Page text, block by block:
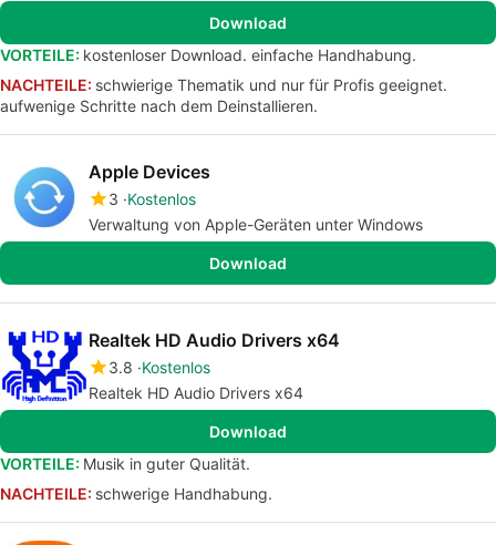
Download
VORTEILE: kostenloser Download. einfache Handhabung.
NACHTEILE: schwierige Thematik und nur für Profis geeignet.
aufwenige Schritte nach dem Deinstallieren.
Apple Devices
3 Kostenlos
Verwaltung von Apple-Geräten unter Windows
Download
Realtek HD Audio Drivers x64
3.8 Kostenlos
Realtek HD Audio Drivers x64
Download
VORTEILE: Musik in guter Qualität.
NACHTEILE: schwerige Handhabung.